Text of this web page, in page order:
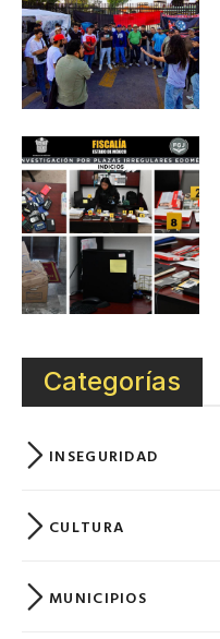
Categorías
INSEGURIDAD
CULTURA
MUNICIPIOS